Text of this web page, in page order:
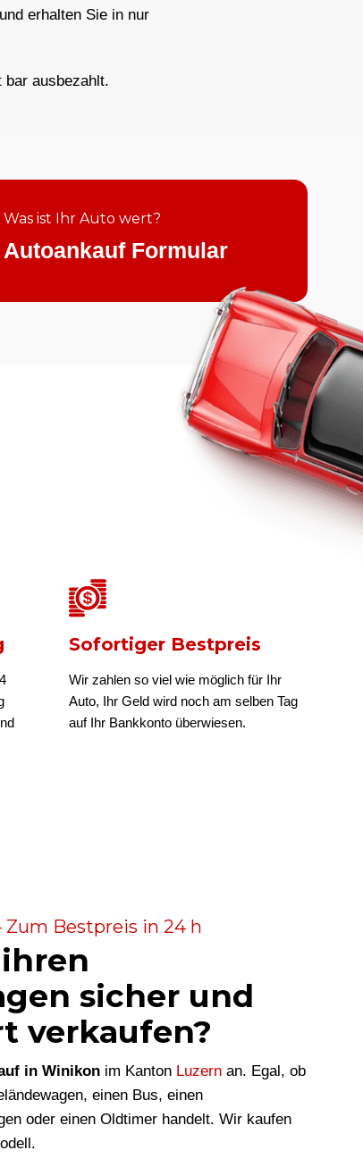
erhalten Sie in nur
bar ausbezahlt.
Was ist Ihr Auto wert?
Autoankauf Formular
Sofortiger Bestpreis
Wir zahlen so viel wie möglich für Ihr
Auto, Ihr Geld wird noch am selben Tag
auf Ihr Bankkonto überwiesen.
Bestpreis in 24 h
sicher und
verkaufen?
in Winikon im Kanton Luzern an. Egal, ob
einen Bus, einen
oder einen Oldtimer handelt. Wir kaufen